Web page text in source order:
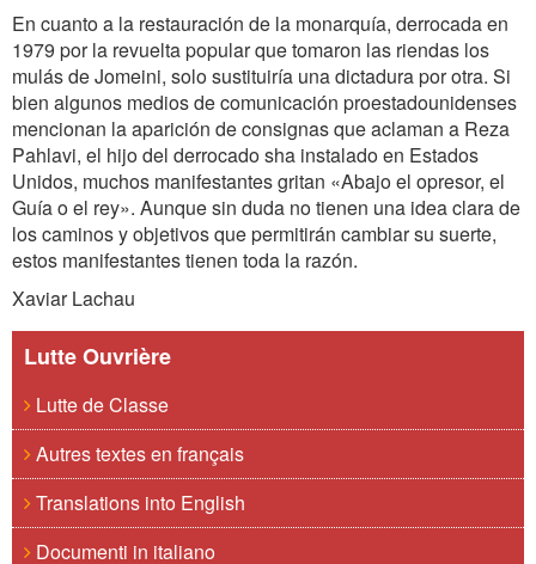
En cuanto a la restauración de la monarquía, derrocada en
1979 por la revuelta popular que tomaron las riendas los
mulás de Jomeini, solo sustituiría una dictadura por otra. Si
bien algunos medios de comunicación proestadounidenses
mencionan la aparición de consignas que aclaman a Reza
Pahlavi, el hijo del derrocado sha instalado en Estados
Unidos, muchos manifestantes gritan «Abajo el opresor, el
Guía o el rey». Aunque sin duda no tienen una idea clara de
los caminos y objetivos que permitirán cambiar su suerte,
estos manifestantes tienen toda la razón.
Xaviar Lachau
Lutte Ouvrière
Lutte de Classe
Autres textes en français
Translations into English
Documenti in italiano